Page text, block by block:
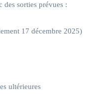
des sorties prévues :
17 décembre 2025)
ultérieures